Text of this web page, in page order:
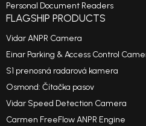
Personal Document Readers
FLAGSHIP PRODUCTS
Vidar ANPR Camera
Einar Parking & Access Control
S1 prenosná radarová kamera
Osmond: Čítačka pasov
Vidar Speed Detection Camera
Carmen FreeFlow ANPR Engine